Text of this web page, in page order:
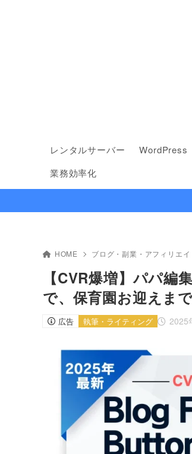
レンタルサーバー WordPress
業務効率化
HOME ブログ・副業・アフィリエイ
【CVR爆増】パパ
で、保育園お迎えま
広告 2025
執筆・ライティング